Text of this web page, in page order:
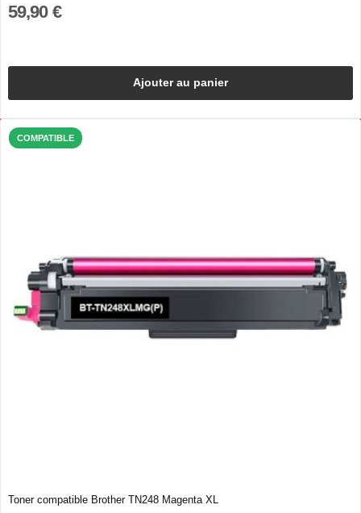
59,90 €
Ajouter au panier
COMPATIBLE
Toner compatible Brother TN248 Magenta XL